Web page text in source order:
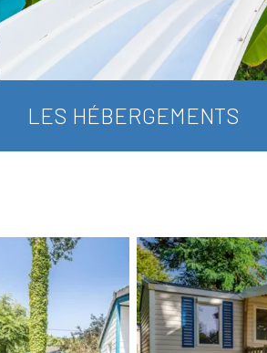
LES HÉBERGEMENTS